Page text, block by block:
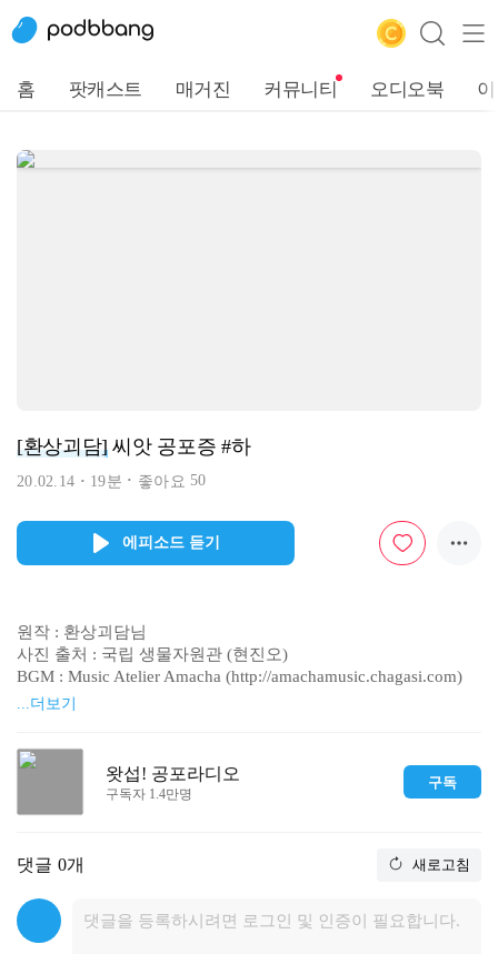
홈 팟캐스트 매거진 커뮤니티 오디오북
[환상괴담]씨앗 공포증 #하
20.02.14 19분 좋아요 50
에피소드 듣기
원작 : 환상괴담님
사진 출처 : 국립 생물자원관 (현진오)
BGM : Music Atelier Amacha (http://amachamusic.chagasi.com)
------------------------------------------
다루고 있으므로 재미로 감상해주세요
------------------------------------------
▣ 사연 보내실 곳 / 커뮤니티 http://cafe.naver.com/coolseob
▣ 유튜브 https://www.youtube.com/user/coolseob?sub_confirmat
ion=1
▣ 공포괴담집 오디오북
http://m.podbbang.com/audiobook/channel?id=1772056
http://m.podbbang.com/audiobook/channel?id=1772604
...더보기
왓섭! 공포라디오
구독자 1.4만명
구독
댓글 0개 새로고침